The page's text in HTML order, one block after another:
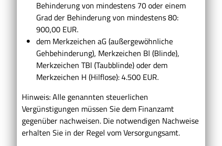
Behinderung von mindestens 70 oder einem
Grad der Behinderung von mindestens 80:
900,00 EUR.
dem Merkzeichen aG (außergewöhnliche
Gehbehinderung), Merkzeichen Bl (Blinde),
Merkzeichen TBl (Taubblinde) oder dem
Merkzeichen H (Hilflose): 4.500 EUR.
Hinweis: Alle genannten steuerlichen
Vergünstigungen müssen Sie dem Finanzamt
gegenüber nachweisen. Die notwendigen Nachweise
erhalten Sie in der Regel vom Versorgungsamt.